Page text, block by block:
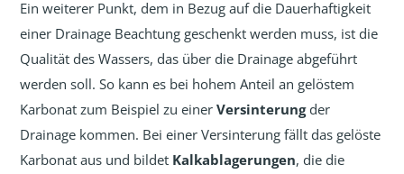
Ein weiterer Punkt, dem in Bezug auf die Dauerhaftigkeit
einer Drainage Beachtung geschenkt werden muss, ist die
Qualität des Wassers, das über die Drainage abgeführt
werden soll. So kann es bei hohem Anteil an gelöstem
Karbonat zum Beispiel zu einerVersinterungder
Drainage kommen. Bei einer Versinterung fällt das gelöste
Karbonat aus und bildet Kalkablagerungen, die die